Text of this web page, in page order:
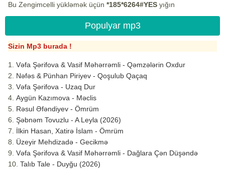
Bu Zengimcelli yükləmək üçün *185*6264#YES yığın
Populyar mp3
Sizin Mp3 burada !
Vəfa Şərifova & Vasif Məhərrəmli - Qəmzələrin Oxdur
Nəfəs & Pünhan Piriyev - Qoşulub Qaçaq
Vəfa Şərifova - Uzaq Dur
Aygün Kazımova - Məclis
Rəsul Əfəndiyev - Ömrüm
Şəbnəm Tovuzlu - A Leyla (2026)
İlkin Hasan, Xatirə İslam - Ömrüm
Üzeyir Mehdizadə - Gecikmə
Vəfa Şərifova & Vasif Məhərrəmli - Dağlara Çən Düşəndə
Talıb Tale - Duyğu (2026)